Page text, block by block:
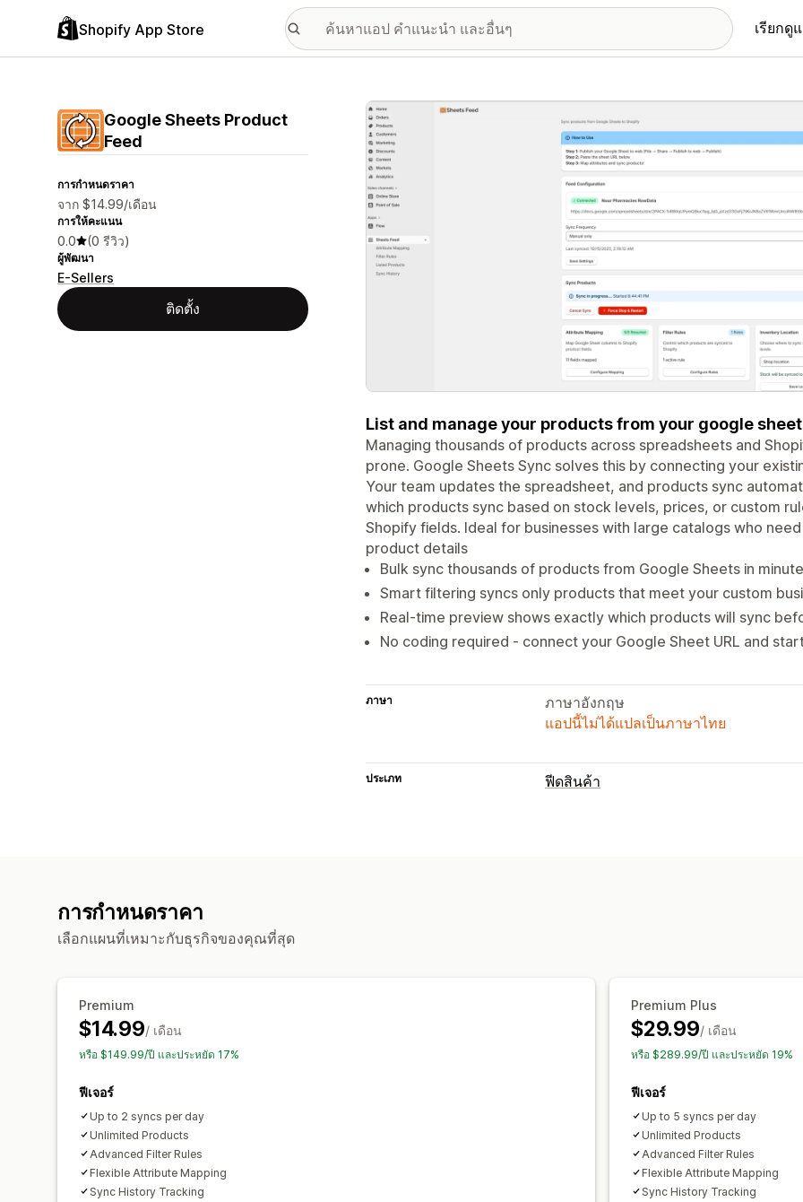
Shopify App Store เรียกดู
Google Sheets Product
Feed
การกำหนดราคา
จาก $14.99/เดือน
การให้คะแนน
0.0 (0 รีวิว)
ผู้พัฒนา
E-Sellers
ติดตั้ง
แกลเลอรีรูปภาพที่แสดง
List and manage your products from your google sheet
Managing thousands of products across spreadsheets and
prone. Google Sheets Sync solves this by connecting your
Your team updates the spreadsheet, and products sync
which products sync based on stock levels, prices, or custom
Shopify fields. Ideal for businesses with large catalogs who
product details
Bulk sync thousands of products from Google Sheets in
Smart filtering syncs only products that meet your custom
Real-time preview shows exactly which products will sync
No coding required - connect your Google Sheet URL and
ภาษา
ภาษาอังกฤษ
แอปนี้ไม่ได้แปลเป็นภาษาไทย
ประเภท ฟีดสินค้า
การกำหนดราคา
เลือกแผนที่เหมาะกับธุรกิจของคุณที่สุด
Premium
$14.99/ เดือน
หรือ $149.99/ปี และประหยัด 17%
ฟีเจอร์
Up to 2 syncs per day
Unlimited Products
Advanced Filter Rules
Flexible Attribute Mapping
Sync History Tracking
Premium Plus
$29.99/ เดือน
หรือ $289.99/ปี และประหยัด 19%
ฟีเจอร์
Up to 5 syncs per day
Unlimited Products
Advanced Filter Rules
Flexible Attribute Mapping
Sync History Tracking